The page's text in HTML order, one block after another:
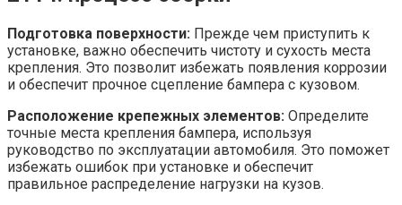
Подготовка поверхности: Прежде чем приступить к
установке, важно обеспечить чистоту и сухость места
крепления. Это позволит избежать появления коррозии
и обеспечит прочное сцепление бампера с кузовом.
Расположение крепежных элементов: Определите
точные места крепления бампера, используя
руководство по эксплуатации автомобиля. Это поможет
избежать ошибок при установке и обеспечит
правильное распределение нагрузки на кузов.